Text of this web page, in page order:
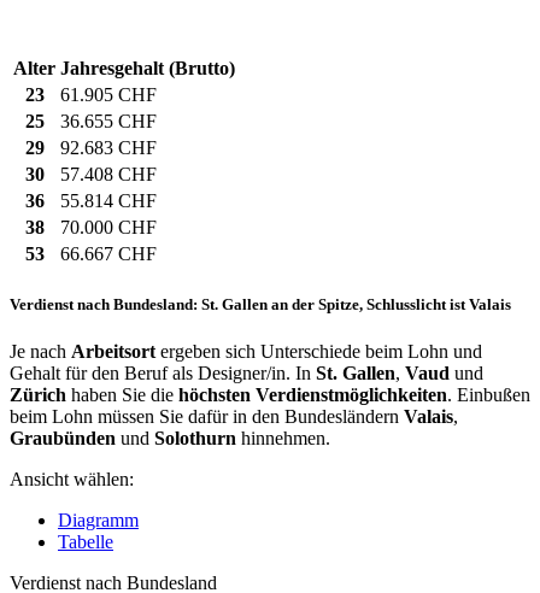
Alter Jahresgehalt (Brutto)
23
61.905 CHF
25
36.655 CHF
29
92.683 CHF
30
57.408 CHF
36
55.814 CHF
38
70.000 CHF
53
66.667 CHF
Verdienst nach Bundesland: St. Gallen an der Spitze, Schlusslicht ist Valais
Je nach Arbeitsort ergeben sich Unterschiede beim Lohn und
Gehalt für den Beruf als Designer/in. In St. Gallen, Vaud und
Zürich haben Sie die höchsten Verdienstmöglichkeiten. Einbußen
beim Lohn müssen Sie dafür in den Bundesländern Valais,
Graubünden und Solothurn hinnehmen.
Ansicht wählen:
Diagramm
Tabelle
Verdienst nach Bundesland